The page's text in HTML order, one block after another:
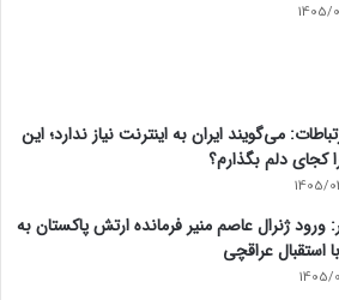
1405/
می‌گویند ایران به اینترنت نیاز ندارد؛ این
کجای دلم بگذارم؟
1405/
ورود ژنرال عاصم منیر فرمانده ارتش پاکستان به
استقبال عراقچی
1405/